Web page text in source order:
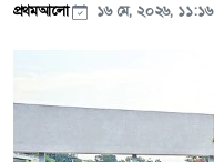
প্রথমআলো ১৬ মে, ২০২৬, ১১:১৬